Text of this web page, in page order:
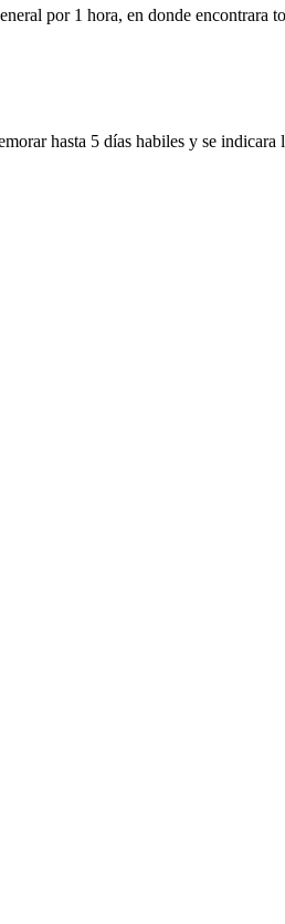
por 1 hora, en donde
hasta 5 días habiles y se indicara